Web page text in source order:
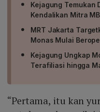
Kejagung Temukan
Kendalikan Mitra
MRT Jakarta
Monas Mulai
Kejagung Ungkap
Terafiliasi hingga
“Pertama, itu kan